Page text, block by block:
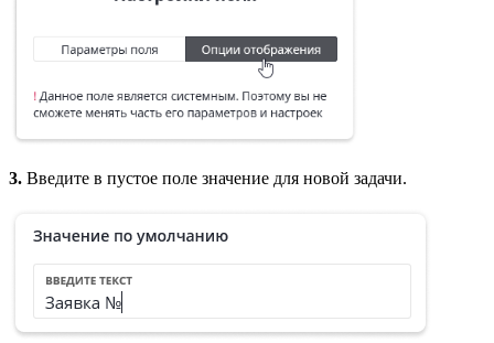
3. Введите в пустое поле значение для новой задачи.